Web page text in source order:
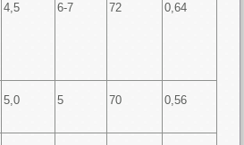
4,5 6-7 72 0,64
5,0 5 70 0,56